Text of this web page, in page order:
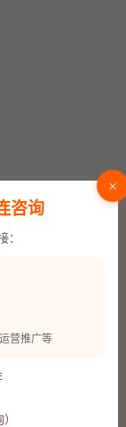
×
咨询
：
营推广等